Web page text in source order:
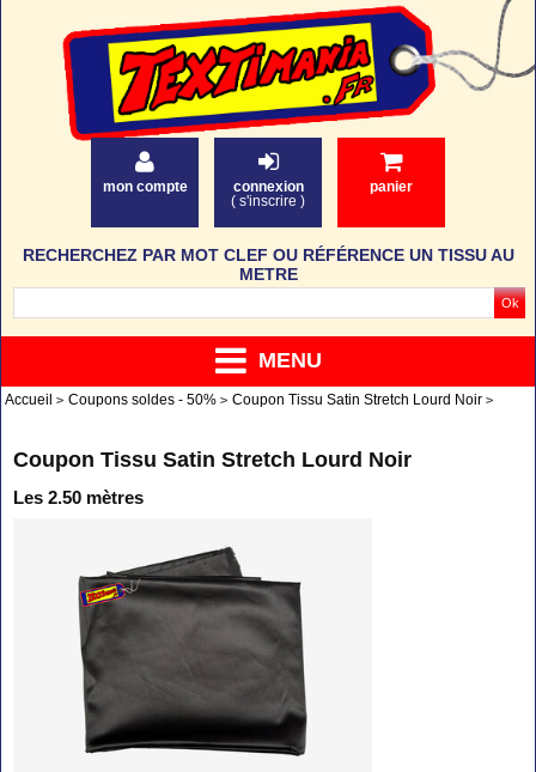
mon compte
connexion
( s'inscrire )
panier
MENU
RECHERCHEZ PAR MOT CLEF OU RÉFÉRENCE UN TISSU AU
METRE
Accueil Coupons soldes - 50% Coupon Tissu Satin Stretch Lourd Noir
Coupon Tissu Satin Stretch Lourd Noir
Les 2.50 mètres